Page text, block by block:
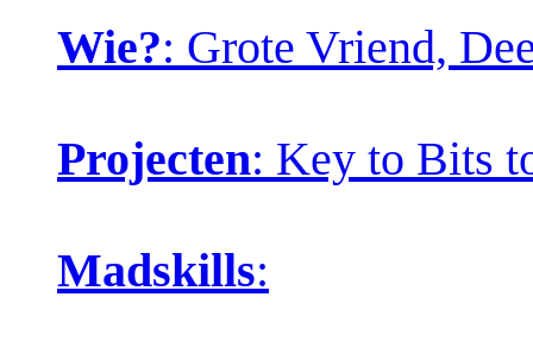
Wie?: Grote Vriend,
Projecten: Key to Bits
Madskills: